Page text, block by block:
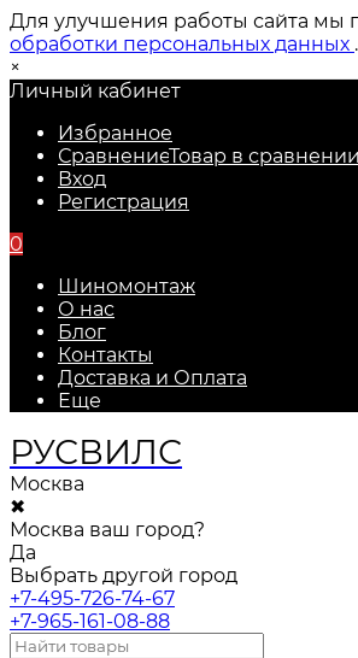
Для улучшения работы сайта мы
обработки персональных данных .
×
Личный кабинет
Избранное
СравнениеТовар в сравнении
Вход
Регистрация
0
Шиномонтаж
О нас
Блог
Контакты
Доставка и Оплата
Еще
РУСВИЛС
Москва
✖
Москва ваш город?
Да
Выбрать другой город
+7-495-726-74-67
+7-965-161-08-88